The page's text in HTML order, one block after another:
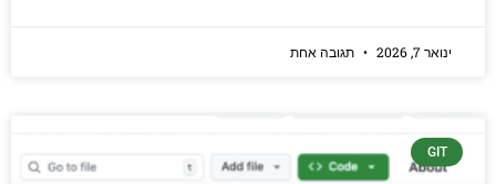
ינואר 7, 2026 תגובה אחת
GIT